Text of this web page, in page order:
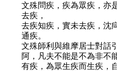
文殊問疾，疾為眾疾，亦
去疾，
去疾知疾，實未去疾，沈
通疾。
文殊師利與維摩居士對話
阿，凡夫不能是不為非不
有疾，為眾生疾而生疾，